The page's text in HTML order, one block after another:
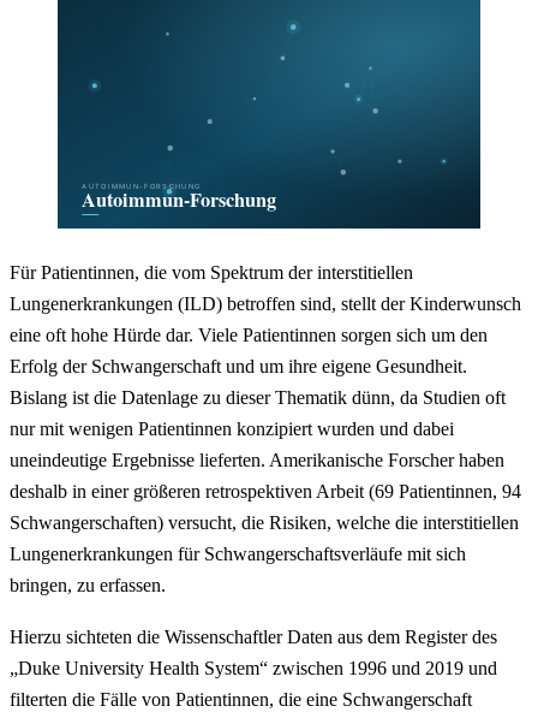
Für Patientinnen, die vom Spektrum der interstitiellen
Lungenerkrankungen (ILD) betroffen sind, stellt der Kinderwunsch
eine oft hohe Hürde dar. Viele Patientinnen sorgen sich um den
Erfolg der Schwangerschaft und um ihre eigene Gesundheit.
Bislang ist die Datenlage zu dieser Thematik dünn, da Studien oft
nur mit wenigen Patientinnen konzipiert wurden und dabei
uneindeutige Ergebnisse lieferten. Amerikanische Forscher haben
deshalb in einer größeren retrospektiven Arbeit (69 Patientinnen, 94
Schwangerschaften) versucht, die Risiken, welche die interstitiellen
Lungenerkrankungen für Schwangerschaftsverläufe mit sich
bringen, zu erfassen.
Hierzu sichteten die Wissenschaftler Daten aus dem Register des
„Duke University Health System“ zwischen 1996 und 2019 und
filterten die Fälle von Patientinnen, die eine Schwangerschaft